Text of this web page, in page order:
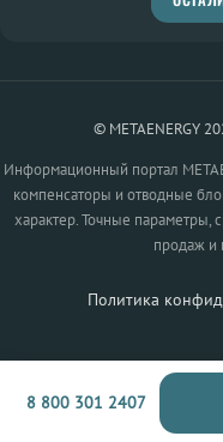
© METAENERGY
Информационный портал
компенсаторы и отводные
характер. Точные параметры,
продаж и
Политика
8 800 301 2407